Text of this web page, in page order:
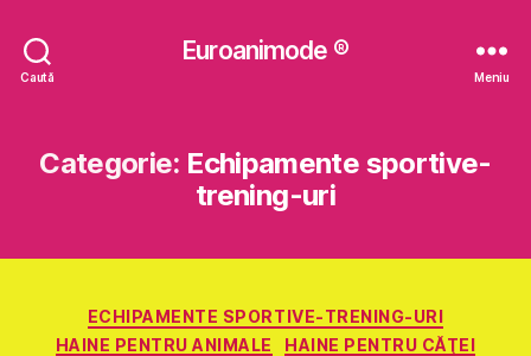
Caută
Euroanimode ®
Meniu
Categorie: Echipamente sportive-
trening-uri
Categorii
ECHIPAMENTE SPORTIVE-TRENING-URI
HAINE PENTRU ANIMALE
HAINE PENTRU CĂŢEI